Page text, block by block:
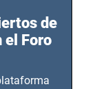
de
el Foro